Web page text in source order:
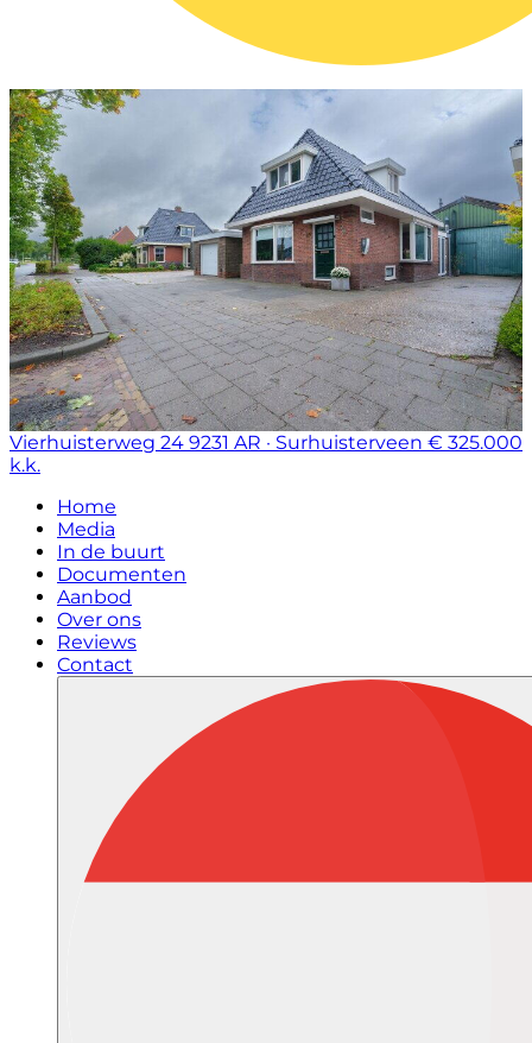
Vierhuisterweg 24 9231 AR · Surhuisterveen € 325.000
k.k.
Home
Media
In de buurt
Documenten
Aanbod
Over ons
Reviews
Contact